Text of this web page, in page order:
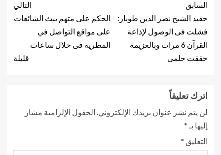
السابق
حفيد الشيخ نصر الدين طوبار:
فشلت فى الوصول لإذاعة
القرآن 6 مرات وبالعزيمة
حققت حلمى
التالي
الحكم على متهم يبث الشائعات
على مواقع التواصل في
المطرية فى خلال ساعات
قليلة
اترك تعليقاً
لن يتم نشر عنوان بريدك الإلكتروني. الحقول الإلزامية مشار
إليها بـ *
التعليق *